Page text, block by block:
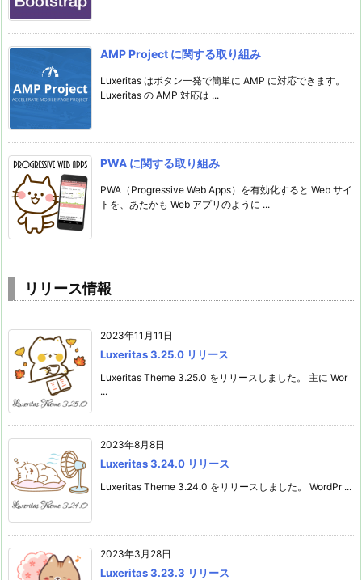
AMP Project に関する取り組み
Luxeritas はボタン一発で簡単に AMP に対応できます。
Luxeritas の AMP 対応は ...
PWA に関する取り組み
PWA（Progressive Web Apps）を有効化すると Web サイ
トを、あたかも Web アプリのように ...
リリース情報
2023年11月11日
Luxeritas 3.25.0 リリース
Luxeritas Theme 3.25.0 をリリースしました。 主に Wor
...
2023年8月8日
Luxeritas 3.24.0 リリース
Luxeritas Theme 3.24.0 をリリースしました。 WordPr ...
2023年3月28日
Luxeritas 3.23.3 リリース